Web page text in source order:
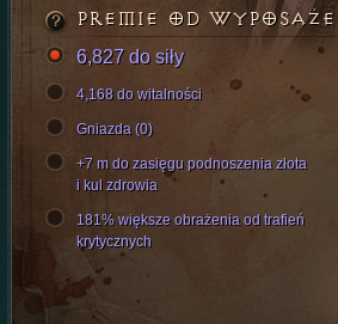
PREMIE OD
6,827 do siły
4,168 do witalności
Gniazda (0)
+7 m do zasięgu podnoszenia złota
i kul zdrowia
181% większe obrażenia od trafień
krytycznych